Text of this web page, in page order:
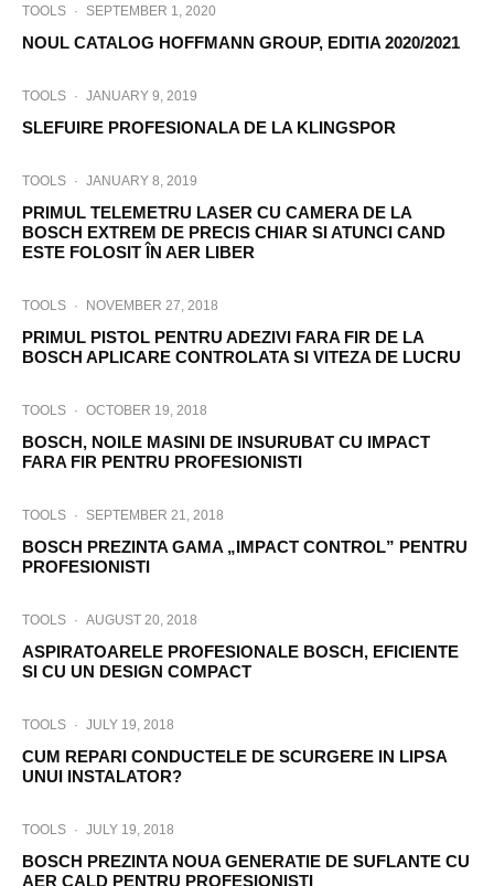
TOOLS · SEPTEMBER 1, 2020
NOUL CATALOG HOFFMANN GROUP, EDITIA 2020/2021
TOOLS · JANUARY 9, 2019
SLEFUIRE PROFESIONALA DE LA KLINGSPOR
TOOLS · JANUARY 8, 2019
PRIMUL TELEMETRU LASER CU CAMERA DE LA
BOSCH EXTREM DE PRECIS CHIAR SI ATUNCI CAND
ESTE FOLOSIT ÎN AER LIBER
TOOLS · NOVEMBER 27, 2018
PRIMUL PISTOL PENTRU ADEZIVI FARA FIR DE LA
BOSCH APLICARE CONTROLATA SI VITEZA DE LUCRU
TOOLS · OCTOBER 19, 2018
BOSCH, NOILE MASINI DE INSURUBAT CU IMPACT
FARA FIR PENTRU PROFESIONISTI
TOOLS · SEPTEMBER 21, 2018
BOSCH PREZINTA GAMA „IMPACT CONTROL” PENTRU
PROFESIONISTI
TOOLS · AUGUST 20, 2018
ASPIRATOARELE PROFESIONALE BOSCH, EFICIENTE
SI CU UN DESIGN COMPACT
TOOLS · JULY 19, 2018
CUM REPARI CONDUCTELE DE SCURGERE IN LIPSA
UNUI INSTALATOR?
TOOLS · JULY 19, 2018
BOSCH PREZINTA NOUA GENERATIE DE SUFLANTE CU
AER CALD PENTRU PROFESIONISTI